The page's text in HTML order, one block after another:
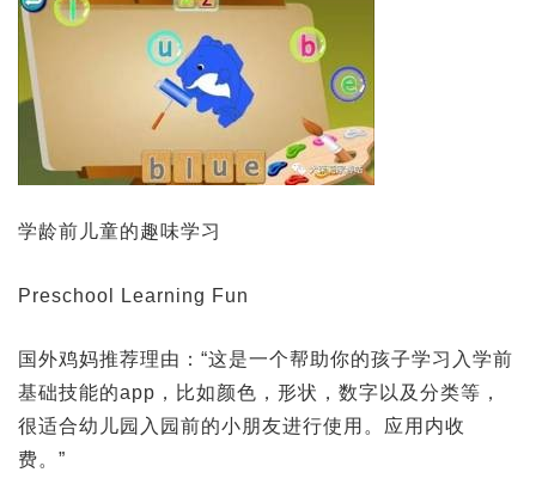
学龄前儿童的趣味学习
Preschool Learning Fun
国外鸡妈推荐理由：“这是一个帮助你的孩子学习入学前
基础技能的app，比如颜色，形状，数字以及分类等，
很适合幼儿园入园前的小朋友进行使用。应用内收
费。”